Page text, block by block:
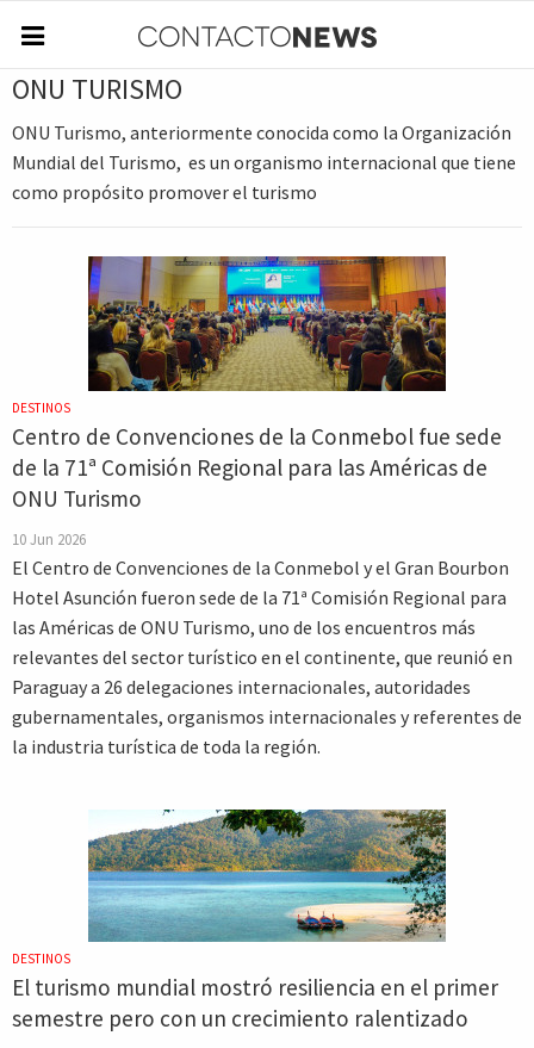
ONU TURISMO
ONU Turismo, anteriormente conocida como la Organización
Mundial del Turismo, ​ es un organismo internacional que tiene
como propósito promover el turismo
DESTINOS
Centro de Convenciones de la Conmebol fue sede
de la 71ª Comisión Regional para las Américas de
ONU Turismo
10 Jun 2026
El Centro de Convenciones de la Conmebol y el Gran Bourbon
Hotel Asunción fueron sede de la 71ª Comisión Regional para
las Américas de ONU Turismo, uno de los encuentros más
relevantes del sector turístico en el continente, que reunió en
Paraguay a 26 delegaciones internacionales, autoridades
gubernamentales, organismos internacionales y referentes de
la industria turística de toda la región.
DESTINOS
El turismo mundial mostró resiliencia en el primer
semestre pero con un crecimiento ralentizado